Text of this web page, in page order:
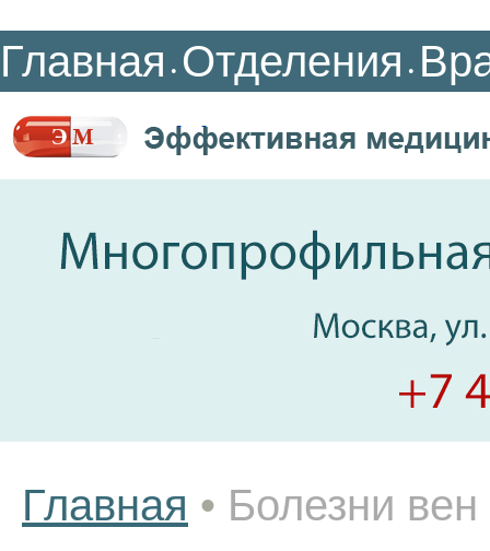
Главная • Отделения •
Главная • Болезни